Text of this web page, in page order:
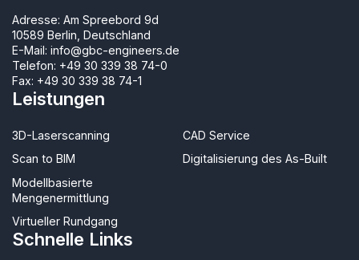
Adresse: Am Spreebord 9d
10589 Berlin, Deutschland
E-Mail: info@gbc-engineers.de
Telefon: +49 30 339 38 74-0
Fax: +49 30 339 38 74-1
Leistungen
3D-Laserscanning
Scan to BIM
Modellbasierte
Mengenermittlung
Virtueller Rundgang
CAD Service
Digitalisierung des As-Built
Schnelle Links